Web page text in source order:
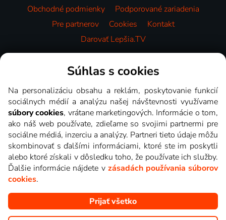
Obchodné podmienky
Podporované zariadenia
Pre partnerov
Cookies
Kontakt
Darovať Lepšia.TV
Videotéka
Copyright © goNET s.r.o. Na tomto webe sú zobrazované obrázky
z relácií TV staníc, ktoré môžete sledovať v Lepšia.TV.
Súhlas s cookies
Na personalizáciu obsahu a reklám, poskytovanie funkcií
sociálnych médií a analýzu našej návštevnosti využívame
súbory cookies, vrátane marketingových. Informácie o tom,
ako náš web používate, zdieľame so svojimi partnermi pre
sociálne médiá, inzerciu a analýzy. Partneri tieto údaje môžu
skombinovať s ďalšími informáciami, ktoré ste im poskytli
alebo ktoré získali v dôsledku toho, že používate ich služby.
Ďalšie informácie nájdete v zásadách používania súborov
cookies.
Prijať všetko